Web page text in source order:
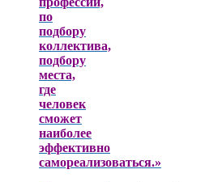
по
подбору
коллектива,
подбору
места,
где
человек
сможет
наиболее
эффективно
самореализоваться.»